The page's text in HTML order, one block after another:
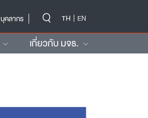
บุคลากร TH EN
เกี่ยวกับ มจธ.